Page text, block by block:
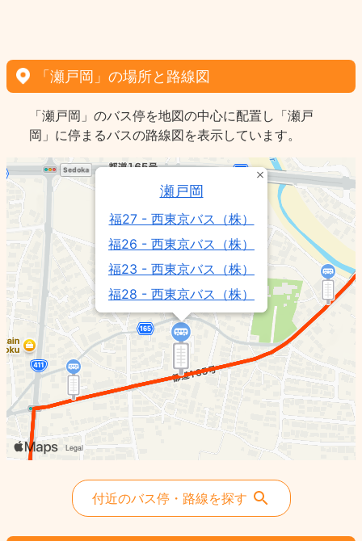
「瀬戸岡」の場所と路線図
「瀬戸岡」のバス停を地図の中心に配置し「瀬戸
岡」に停まるバスの路線図を表示しています。
瀬戸岡
福27 - 西東京バス（株）
福26 - 西東京バス（株）
福23 - 西東京バス（株）
福28 - 西東京バス（株）
福22 - 西東京バス（株）
福29 - 西東京バス（株）
五34 - 西東京バス（株）
付近のバス停・路線を探す